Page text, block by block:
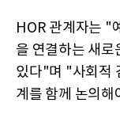
HOR 관계자는 "
을 연결하는 새로
있다"며 "사회적
계를 함께 논의